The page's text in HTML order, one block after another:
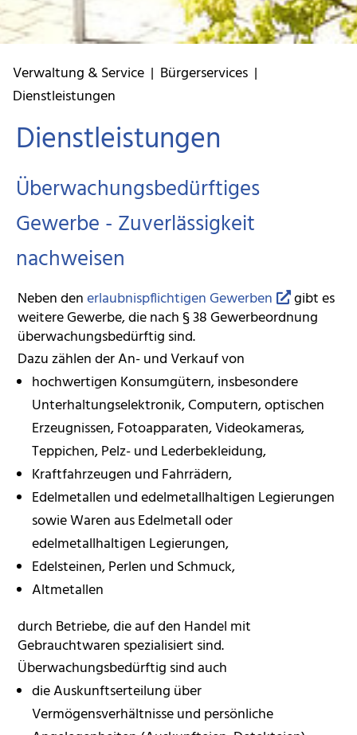
Verwaltung & Service| Bürgerservices|
Dienstleistungen
Dienstleistungen
Überwachungsbedürftiges
Gewerbe - Zuverlässigkeit
nachweisen
Neben denerlaubnispflichtigen Gewerben
gibt es
weitere Gewerbe, die nach § 38 Gewerbeordnung
überwachungsbedürftig sind.
Dazu zählen der An- und Verkauf von
hochwertigen Konsumgütern, insbesondere
Unterhaltungselektronik, Computern, optischen
Erzeugnissen, Fotoapparaten, Videokameras,
Teppichen, Pelz- und Lederbekleidung,
Kraftfahrzeugen und Fahrrädern,
Edelmetallen und edelmetallhaltigen Legierungen
sowie Waren aus Edelmetall oder
edelmetallhaltigen Legierungen,
Edelsteinen, Perlen und Schmuck,
Altmetallen
durch Betriebe, die auf den Handel mit
Gebrauchtwaren spezialisiert sind.
Überwachungsbedürftig sind auch
die Auskunftserteilung über
Vermögensverhältnisse und persönliche